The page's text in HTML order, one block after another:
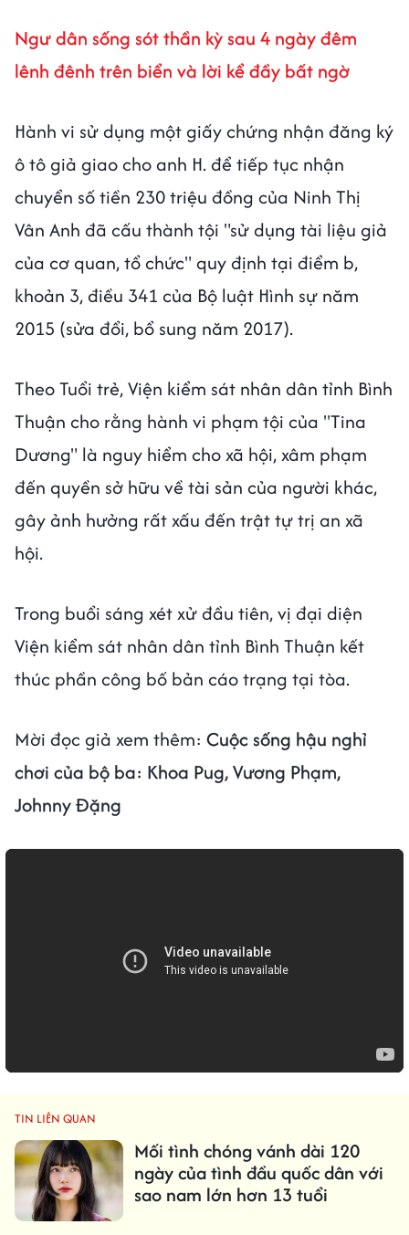
Ngư dân sống sót thần kỳ sau 4 ngày đêm
lênh đênh trên biển và lời kể đầy bất ngờ
Hành vi sử dụng một giấy chứng nhận đăng ký
ô tô giả giao cho anh H. để tiếp tục nhận
chuyển số tiền 230 triệu đồng của Ninh Thị
Vân Anh đã cấu thành tội "sử dụng tài liệu giả
của cơ quan, tổ chức" quy định tại điểm b,
khoản 3, điều 341 của Bộ luật Hình sự năm
2015 (sửa đổi, bổ sung năm 2017).
Theo Tuổi trẻ, Viện kiểm sát nhân dân tỉnh Bình
Thuận cho rằng hành vi phạm tội của "Tina
Dương" là nguy hiểm cho xã hội, xâm phạm
đến quyền sở hữu về tài sản của người khác,
gây ảnh hưởng rất xấu đến trật tự trị an xã
hội.
Trong buổi sáng xét xử đầu tiên, vị đại diện
Viện kiểm sát nhân dân tỉnh Bình Thuận kết
thúc phần công bố bản cáo trạng tại tòa.
Mời đọc giả xem thêm: Cuộc sống hậu nghỉ
chơi của bộ ba: Khoa Pug, Vương Phạm,
Johnny Đặng
TIN LIÊN QUAN
Mối tình chóng vánh dài 120
ngày của tình đầu quốc dân với
sao nam lớn hơn 13 tuổi